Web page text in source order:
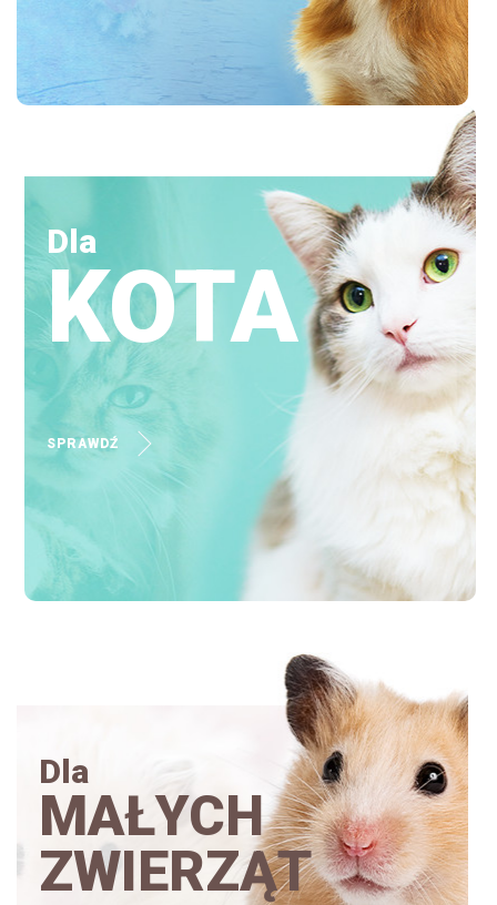
Dla
KOTA
SPRAWDŹ
Dla
MAŁYCH
ZWIERZĄT